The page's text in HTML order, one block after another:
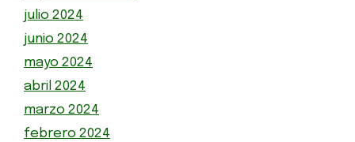
julio 2024
junio 2024
mayo 2024
abril 2024
marzo 2024
febrero 2024